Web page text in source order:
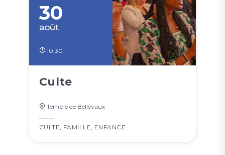
30
août
10:30
Culte
Temple de Bellevaux
CULTE, FAMILLE, ENFANCE